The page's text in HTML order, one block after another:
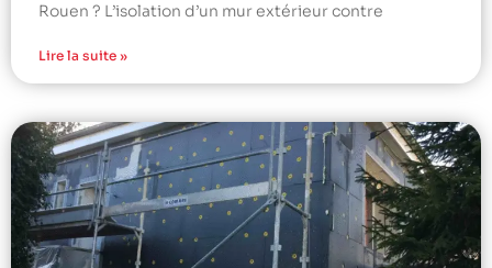
Rouen ? L’isolation d’un mur extérieur contre
Lire la suite »